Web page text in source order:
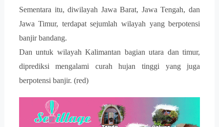
Sementara itu, diwilayah Jawa Barat, Jawa Tengah, dan
Jawa Timur, terdapat sejumlah wilayah yang berpotensi
banjir bandang.
Dan untuk wilayah Kalimantan bagian utara dan timur,
diprediksi mengalami curah hujan tinggi yang juga
berpotensi banjir. (red)